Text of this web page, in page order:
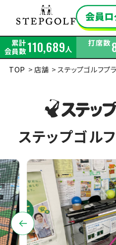
累計
会員数110,689人
打席数
TOP
店舗 ステップゴルフプ
ステップゴル